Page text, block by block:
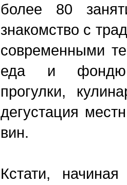
более 80
знакомство с
современными
еда и фондю,
прогулки,
дегустация
вин.
Кстати,